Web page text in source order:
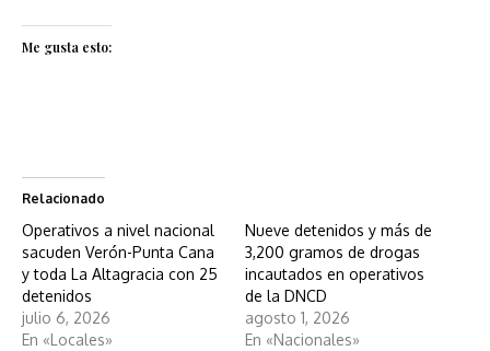
Me gusta esto:
Relacionado
Operativos a nivel nacional
sacuden Verón-Punta Cana
y toda La Altagracia con 25
detenidos
julio 6, 2026
En «Locales»
Nueve detenidos y más de
3,200 gramos de drogas
incautados en operativos
de la DNCD
agosto 1, 2026
En «Nacionales»